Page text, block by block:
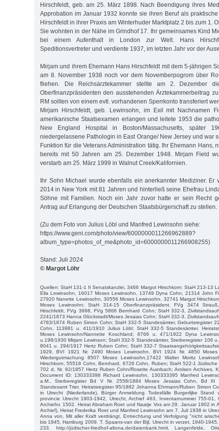
Hirschfeldt, geb. am 25. März 1898. Nach Beendigung ihres
Approbation im Januar 1932 konnte sie ihren Beruf als
Hirschfeldt in ihrer Praxis am Winterhuder Marktplatz 2 bis zum 1.
Sie wohnten in der Nähe im Grindhof 17. Ihr gemeinsames Kind
bei einem Aufenthalt in London zur Welt. Hans
Speditionsvertreter und verdiente 1937, im letzten Jahr vor der
Mirjam und ihrem Ehemann Hans Hirschfeldt mit dem 5-jährigen
am 8. November 1938 noch vor dem Novemberpogrom über
fliehen. Die Reichsärztekammer stellte am 2. Dezember
Oberfinanzpräsidenten den ausstehenden Ärztekammerbeitrag
RM sollten von einem evtl. vorhandenen Sperrkonto transferiert
Mirjam Hirschfeldt, geb. Lewinsohn, im Exil mit Nachnamen
amerikanische Staatsexamen erlangen und leitete 1953 die
New England Hospital in Boston/Massachusetts, später
niedergelassene Pathologin in East Orange/ New Jersey und war
Funktion für die Veterans Administration tätig. Ihr Ehemann Hans,
bereits mit 50 Jahren am 25. Dezember 1948. Mirjam Field
verstarb am 25. März 1999 in Walnut Creek/Kalifornien.
Ihr Sohn Michael wurde ebenfalls ein anerkannter Mediziner. Er
2014 in New York mit 81 Jahren und hinterließ seine Ehefrau
Söhne mit Familien. Noch ein Jahr zuvor hatte er sein Recht
Antrag auf Erlangung der Deutschen Staatsbürgerschaft zu stellen.
(Zu dem Foto von Julius Löbl und Manfred Lewinsohn siehe:
https://www.geni.com/photo/view/6000000011266962889?
album_type=photos_of_me&photo_id=6000000011266908255)
Stand: Juli 2024
© Margot Löhr
Quellen: StaH 131-1 II Senatskanzlei, 3466 Margot Hirschkorn; StaH 213-13
Ella Lewinsohn, 16017 Moses Lewinsohn, 13749 Dyna Cohn, 21314 John
27920 Nanette Lewinsohn, 30556 Moses Lewinsohn, 32741 Margot
Moses Lewinsohn; StaH 314-15 Oberfinanzpräsident, FVg 3474
Hirschfeldt, FVg 3998, FVg 5866 Bernhard Cohn; StaH 332-3,
2241/1873 Hanna Glückstadt/Moses Jesaias Cohn; StaH 332-3,
4783/1874 Ruben Simon Cohn; StaH 332-5 Standesämter, Geburtsregister
Cohn, 113981 u. 411/1910 Julius Löbl; StaH 332-5 Standesämter,
Moses Lewinsohn/Nannette Koschland; 8766 u. 471/1922 Dyna
u.198/1930 Mirjam Lewinson; StaH 332-5 Standesämter, Sterberegister 106
8041 u. 294/1917 Hertz Ruben Cohn; StaH 332-7
1929, BVI 1921 Nr. 2490 Moses Lewinsohn, BVI 1924 Nr. 4850 Moses
Wiedergutmachung 8507 Moses Lewinsohn,17422 Walter Moritz
Hirschkorn, 55518 Cohn, Bernhard, 6726 Cohn, Ruben; StaH 522-1 Jüdische
702 d, Nr. 92/1857 Hertz Ruben Cohn/Rosette Auerbach; Arolsen Archives,
Document ID: 130333398 Richard Lewinsohn, 130333395 Manfred
a.M., Sterberegister Bd V Nr. 2558/1884 Moses Jesaias Cohn, Bd III
Standesamt Trier, Heiratsregister 95/1882 Johanna Ehrmann/Ruben Simon
in Utrecht (Niederlande), Bürger Anmeldung Todesfälle Burgerlijke
provincie Utrecht 1903-1942, Utrecht, Archief 463, Inventarnummer 755-01,
Archiefnr. 1502. Heirat Abraham Roet und Naatje Vos am 29. Januar 1902 in
Archief), Heirat Frederika Roet und Manfred Lewinsohn am 7. Juli 1938 in
Anna von, Mit aller Kraft verdrängt, Entrechtung und Verfolgung "nicht
bis 1945, Hamburg 2009. T. Spaans-van der Bijl, Utrecht in verzet, 1940-
233. http://jüdischer-friedhof-altona.de/datenbank.html, Langenfelde,